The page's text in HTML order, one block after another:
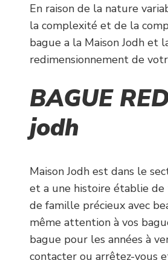
En raison de la nature
la complexité et de la
bague a la Maison Jodh et
redimensionnement de
BAGUE
jodh
Maison Jodh est dans le
et a une histoire établie de
de famille précieux avec
même attention à vos
bague pour les années à
contacter ou arrêtez-vous